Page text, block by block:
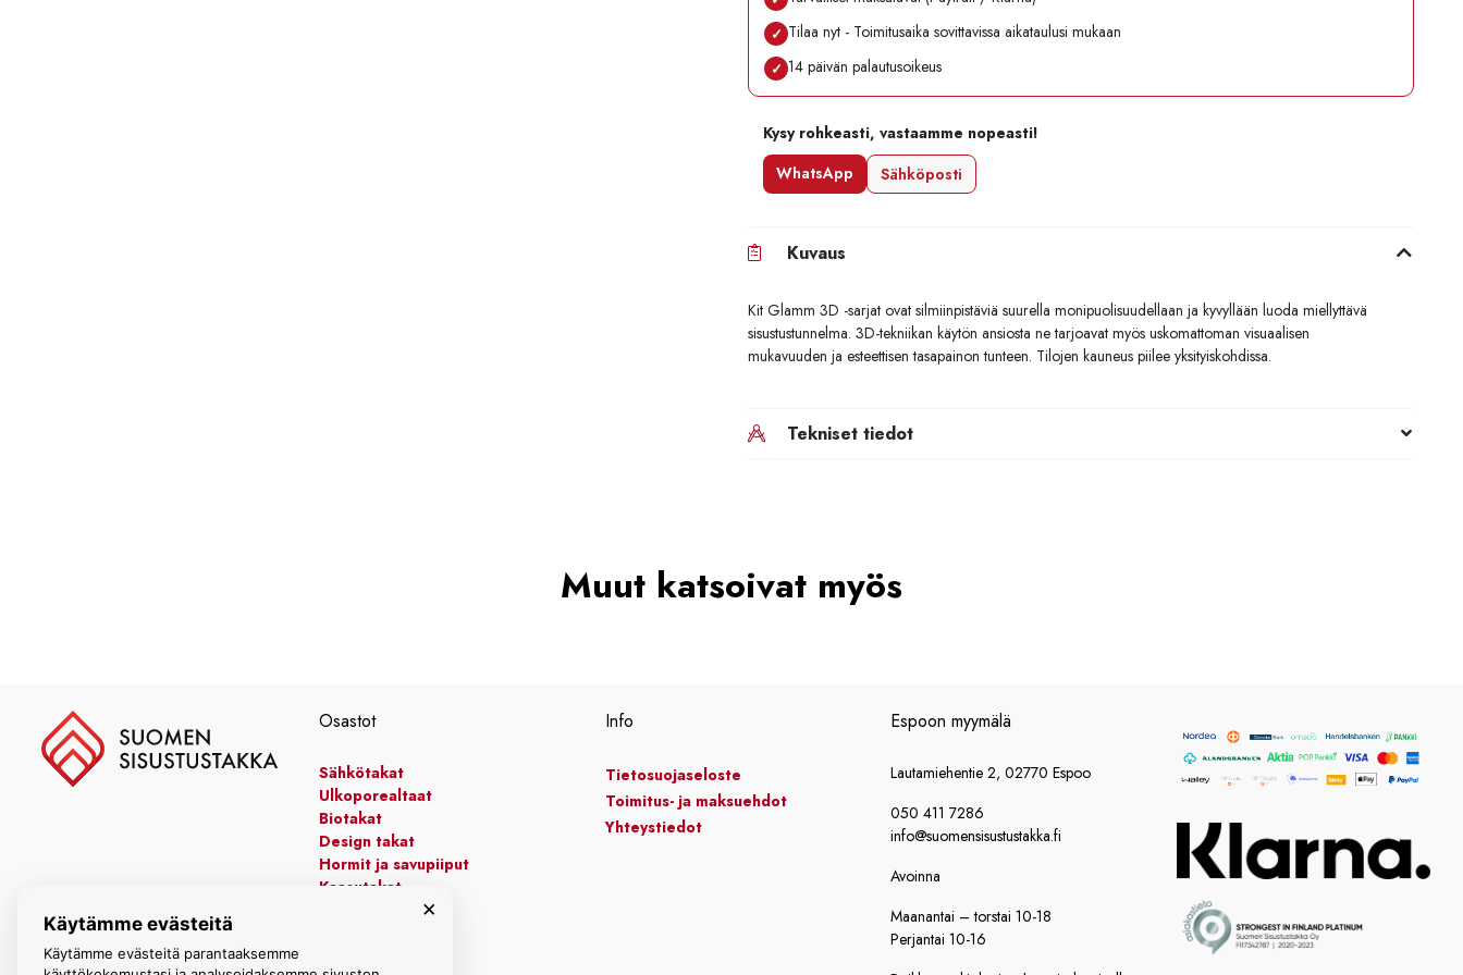
✓ Tilaa nyt - Toimitusaika sovittavissa aikataulusi mukaan
✓ 14 päivän palautusoikeus
Kysy rohkeasti, vastaamme nopeasti!
WhatsApp
Sähköposti
Kuvaus
Kit Glamm 3D -sarjat ovat silmiinpistäviä suurella monipuolisuudellaan ja kyvyllään luoda miellyttävä
sisustustunnelma. 3D-tekniikan käytön ansiosta ne tarjoavat myös uskomattoman visuaalisen
mukavuuden ja esteettisen tasapainon tunteen. Tilojen kauneus piilee yksityiskohdissa.
Tekniset tiedot
Muut katsoivat myös
Osastot
Sähkötakat
Ulkoporealtaat
Biotakat
Design takat
Hormit ja savupiiput
Kaasutakat
Kiertoilmatakat
Info
Tietosuojaseloste
Toimitus- ja maksuehdot
Yhteystiedot
Espoon myymälä
Lautamiehentie 2, 02770 Espoo
050 411 7286
info@suomensisustustakka.fi
Avoinna
Maanantai – torstai 10-18
Perjantai 10-16
×
Käytämme evästeitä
Käytämme evästeitä parantaaksemme